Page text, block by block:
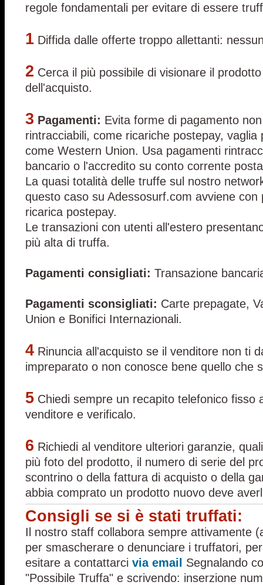
regole fondamentali per evitare di essere
1 Diffida dalle offerte troppo allettanti:
2 Cerca il più possibile di visionare il
dell'acquisto.
3 Pagamenti: Evita forme di pagamento
rintracciabili, come ricariche postepay, vaglia
come Western Union. Usa pagamenti
bancario o l'accredito su conto corrente
La quasi totalità delle truffe sul nostro
questo caso su Adessosurf.com avviene con
ricarica postepay.
Le transazioni con utenti all'estero
più alta di truffa.
Pagamenti consigliati: Transazione
Pagamenti sconsigliati: Carte prepagate,
Union e Bonifici Internazionali.
4 Rinuncia all'acquisto se il venditore non ti
impreparato o non conosce bene quello che
5 Chiedi sempre un recapito telefonico fisso
venditore e verificalo.
6 Richiedi al venditore ulteriori garanzie,
più foto del prodotto, il numero di serie del
scontrino o della fattura di acquisto o della
abbia comprato un prodotto nuovo deve
Consigli se si è stati truffati:
Il nostro staff collabora sempre attivamente
per smascherare o denunciare i truffatori,
esitare a contattarci via email
Segnalando
"Possibile Truffa" e scrivendo: inserzione